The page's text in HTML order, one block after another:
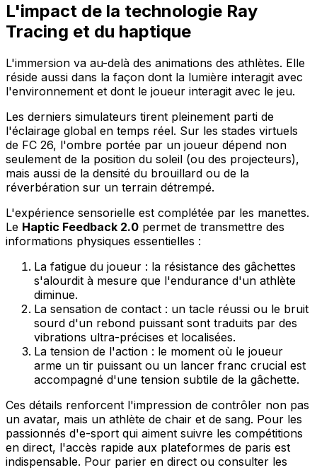
L'impact de la technologie Ray
Tracing et du haptique
L'immersion va au-delà des animations des athlètes. Elle
réside aussi dans la façon dont la lumière interagit avec
l'environnement et dont le joueur interagit avec le jeu.
Les derniers simulateurs tirent pleinement parti de
l'éclairage global en temps réel. Sur les stades virtuels
de FC 26, l'ombre portée par un joueur dépend non
seulement de la position du soleil (ou des projecteurs),
mais aussi de la densité du brouillard ou de la
réverbération sur un terrain détrempé.
L'expérience sensorielle est complétée par les manettes.
Le Haptic Feedback 2.0 permet de transmettre des
informations physiques essentielles :
La fatigue du joueur : la résistance des gâchettes
s'alourdit à mesure que l'endurance d'un athlète
diminue.
La sensation de contact : un tacle réussi ou le bruit
sourd d'un rebond puissant sont traduits par des
vibrations ultra-précises et localisées.
La tension de l'action : le moment où le joueur
arme un tir puissant ou un lancer franc crucial est
accompagné d'une tension subtile de la gâchette.
Ces détails renforcent l'impression de contrôler non pas
un avatar, mais un athlète de chair et de sang. Pour les
passionnés d'e-sport qui aiment suivre les compétitions
en direct, l'accès rapide aux plateformes de paris est
indispensable. Pour parier en direct ou consulter les